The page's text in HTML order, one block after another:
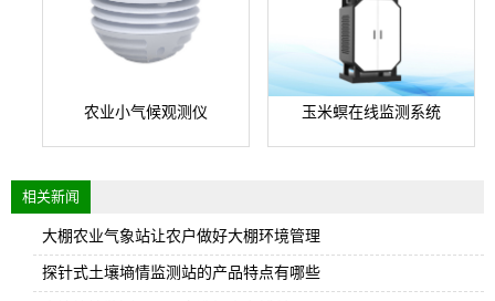
农业小气候观测仪 玉米螟在线监测系统
相关新闻
大棚农业气象站让农户做好大棚环境管理
探针式土壤墒情监测站的产品特点有哪些